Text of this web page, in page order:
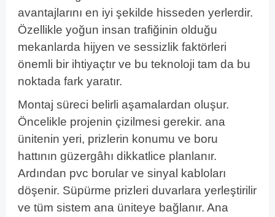
avantajlarını en iyi şekilde hisseden yerlerdir.
Özellikle yoğun insan trafiğinin olduğu
mekanlarda hijyen ve sessizlik faktörleri
önemli bir ihtiyaçtır ve bu teknoloji tam da bu
noktada fark yaratır.
Montaj süreci belirli aşamalardan oluşur.
Öncelikle projenin çizilmesi gerekir. ana
ünitenin yeri, prizlerin konumu ve boru
hattının güzergâhı dikkatlice planlanır.
Ardından pvc borular ve sinyal kabloları
döşenir. Süpürme prizleri duvarlara yerleştirilir
ve tüm sistem ana üniteye bağlanır. Ana